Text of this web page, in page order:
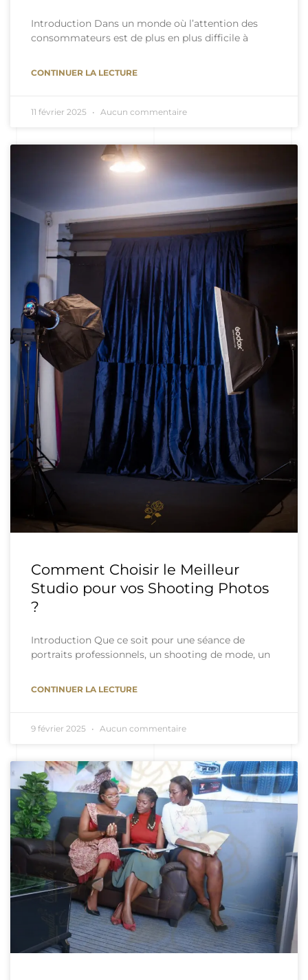
Introduction Dans un monde où l’attention des
consommateurs est de plus en plus difficile à
CONTINUER LA LECTURE
11 février 2025 Aucun commentaire
Comment Choisir le Meilleur
Studio pour vos Shooting Photos
?
Introduction Que ce soit pour une séance de
portraits professionnels, un shooting de mode, un
CONTINUER LA LECTURE
9 février 2025 Aucun commentaire